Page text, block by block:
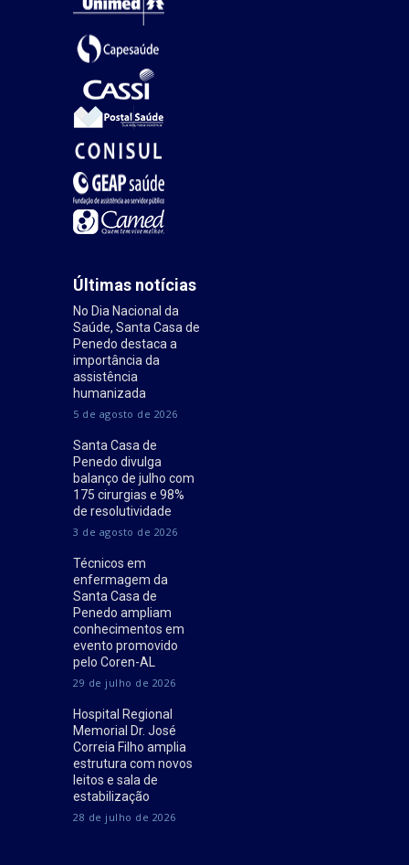
Últimas notícias
No Dia Nacional da
Saúde, Santa Casa de
Penedo destaca a
importância da
assistência
humanizada
5 de agosto de 2026
Santa Casa de
Penedo divulga
balanço de julho com
175 cirurgias e 98%
de resolutividade
3 de agosto de 2026
Técnicos em
enfermagem da
Santa Casa de
Penedo ampliam
conhecimentos em
evento promovido
pelo Coren-AL
29 de julho de 2026
Hospital Regional
Memorial Dr. José
Correia Filho amplia
estrutura com novos
leitos e sala de
estabilização
28 de julho de 2026